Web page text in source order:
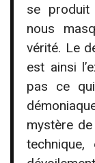
se
nous
vérité. Le
est ainsi
pas ce
mystère de